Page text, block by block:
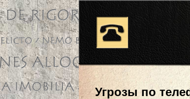
Угрозы по